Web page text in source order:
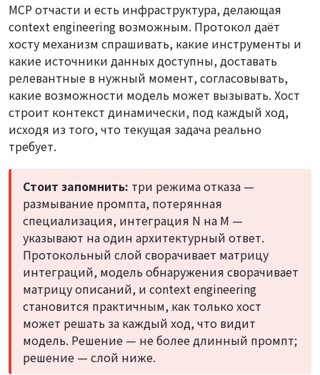
MCP отчасти и есть инфраструктура, делающая
context engineering возможным. Протокол даёт
хосту механизм спрашивать, какие инструменты и
какие источники данных доступны, доставать
релевантные в нужный момент, согласовывать,
какие возможности модель может вызывать. Хост
строит контекст динамически, под каждый ход,
исходя из того, что текущая задача реально
требует.
Стоит запомнить: три режима отказа —
размывание промпта, потерянная
специализация, интеграция N на M —
указывают на один архитектурный ответ.
Протокольный слой сворачивает матрицу
интеграций, модель обнаружения сворачивает
матрицу описаний, и context engineering
становится практичным, как только хост
может решать за каждый ход, что видит
модель. Решение — не более длинный промпт;
решение — слой ниже.